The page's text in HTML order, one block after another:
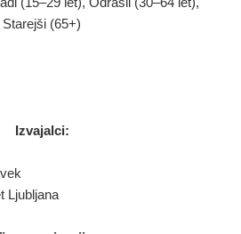
Starejši (65+)
Izvajalci:
Ljubljana